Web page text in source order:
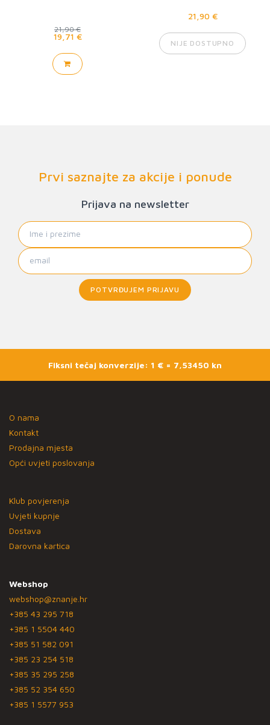
21,90 €
19,71 €
21,90 €
NIJE DOSTUPNO
Prvi saznajte za akcije i ponude
Prijava na newsletter
POTVRĐUJEM PRIJAVU
Fiksni tečaj konverzije: 1 € = 7,53450 kn
O nama
Kontakt
Prodajna mjesta
Opći uvjeti poslovanja
Klub povjerenja
Uvjeti kupnje
Dostava
Darovna kartica
Webshop
webshop@znanje.hr
+385 43 295 718
+385 1 5504 440
+385 51 582 091
+385 23 254 518
+385 35 295 258
+385 52 354 650
+385 1 5577 953